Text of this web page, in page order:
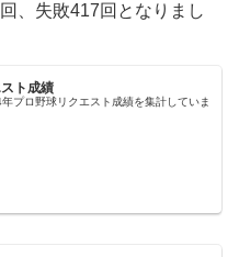
、失敗417回となりまし
ト成績
プロ野球リクエスト成績を集計していま